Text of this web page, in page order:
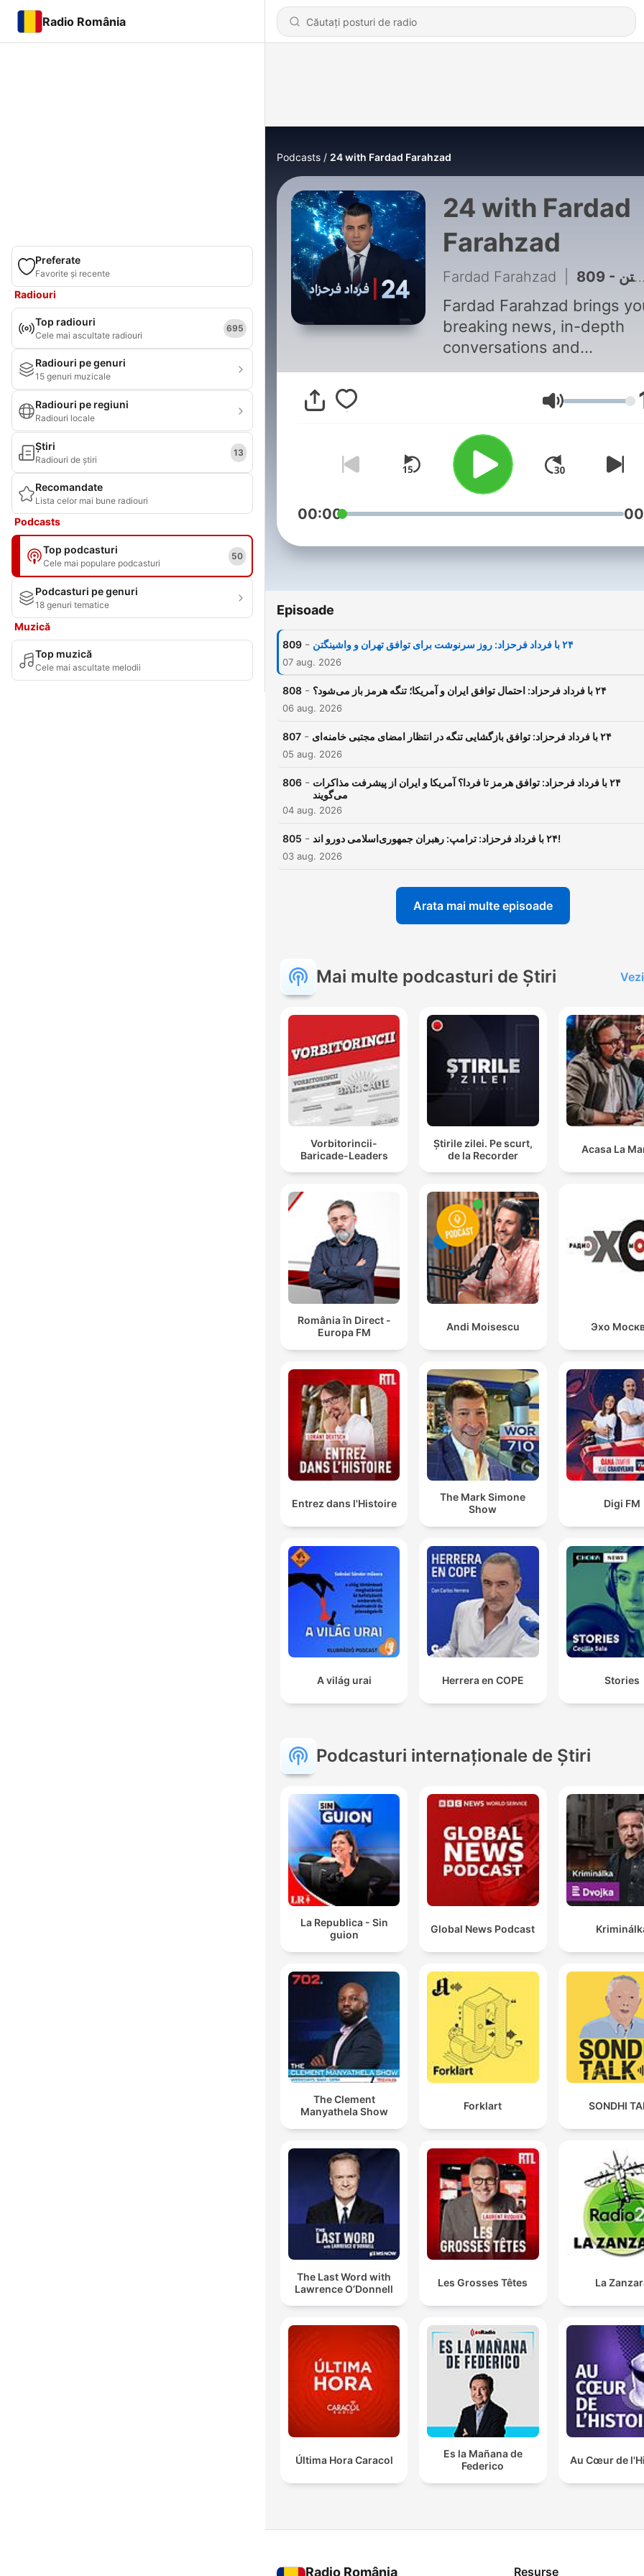
Radio România
Preferate
Favorite și recente
Radiouri
Top radiouri
Cele mai ascultate radiouri
695
Radiouri pe genuri
15 genuri muzicale
Radiouri pe regiuni
Radiouri locale
Știri
Radiouri de știri
13
Recomandate
Lista celor mai bune radiouri
Podcasts
Top podcasturi
Cele mai populare podcasturi
50
Podcasturi pe genuri
18 genuri tematice
Muzică
Top muzică
Cele mai ascultate melodii
Podcasts 24 with Fardad Farahzad
24 with Fardad
Farahzad
Fardad Farahzad
Fardad Farahzad brings
breaking news, in-depth
conversations and
extraordinary reports from
around the world | فرداد فرحزاد،
اخبار فوری، گفتگوهای عمیق و
بی‌نظیر را از سراسر
برای شما به ارمغان می آورد
Volum
00:00
Episoade
809 -
07 aug. 2026
808 -
06 aug. 2026
807 -
05 aug. 2026
806 - ‏‏‏۲۴ با فرداد فرحزاد: توافق هرمز تا فردا؟ آمریکا و ایران از پیشرفت مذاکرات
می‌گویند
04 aug. 2026
805 - ‏‏‏۲۴ با فرداد فرحزاد: ترامپ: رهبران جمهوری‌اسلامی دورو اند!
03 aug. 2026
Arata mai multe episoade
Mai multe podcasturi de Știri
Vorbitorincii-
Baricade-Leaders
Știrile zilei. Pe scurt,
de la Recorder
Acasa La
România în Direct -
Europa FM
Andi Moisescu Эхо
Entrez dans l'Histoire
The Mark Simone
Show
Digi FM
A világ urai Herrera en COPE Stories
Podcasturi internaționale de Știri
La Republica - Sin
guion
Global News Podcast
The Clement
Manyathela Show
Forklart SONDHI
The Last Word with
Lawrence O’Donnell
Les Grosses Têtes La
Última Hora Caracol
Es la Mañana de
Federico
Au Cœur de
Radio România Resurse